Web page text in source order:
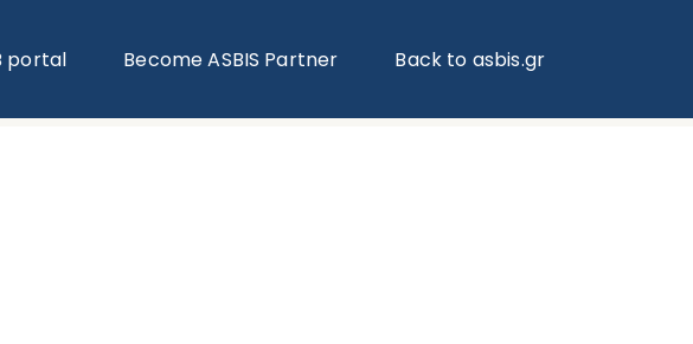
portal Become ASBIS Partner Back to asbis.gr